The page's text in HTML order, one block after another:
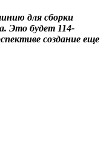
для сборки
Это будет 114-
создание еще